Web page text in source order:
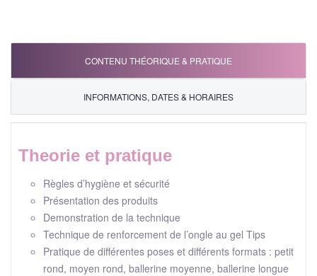
CONTENU THÉORIQUE & PRATIQUE
INFORMATIONS, DATES & HORAIRES
Theorie et pratique
Règles d’hygiène et sécurité
Présentation des produits
Demonstration de la technique
Technique de renforcement de l’ongle au gel Tips
Pratique de différentes poses et différents formats : petit
rond, moyen rond, ballerine moyenne, ballerine longue